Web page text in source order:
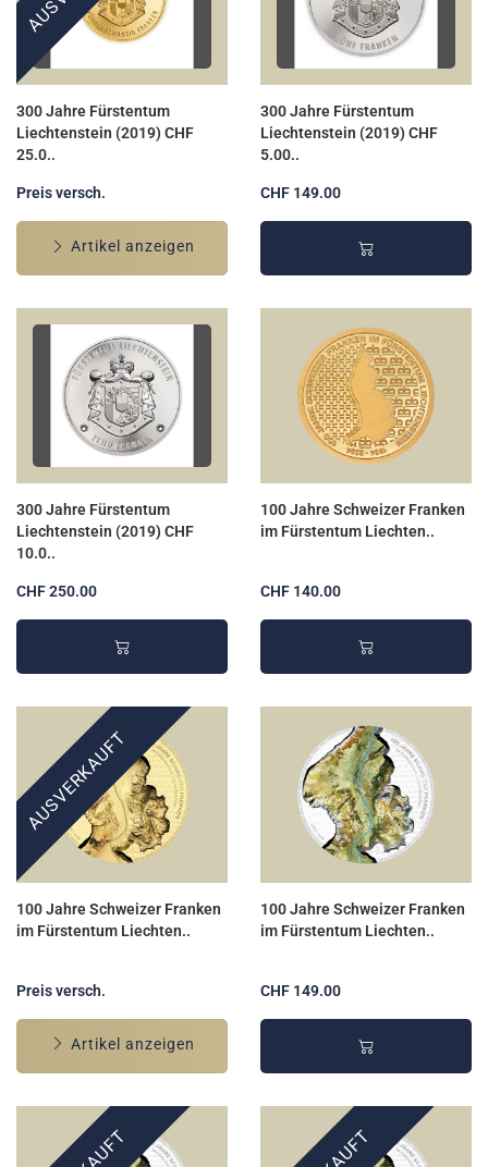
300 Jahre Fürstentum
Liechtenstein (2019) CHF
25.0..
Preis versch.
Artikel anzeigen
300 Jahre Fürstentum
Liechtenstein (2019) CHF
5.00..
CHF 149.00
300 Jahre Fürstentum
Liechtenstein (2019) CHF
10.0..
CHF 250.00
100 Jahre Schweizer Franken
im Fürstentum Liechten..
CHF 140.00
AUSVERKAUFT
100 Jahre Schweizer Franken
im Fürstentum Liechten..
Preis versch.
Artikel anzeigen
100 Jahre Schweizer Franken
im Fürstentum Liechten..
CHF 149.00